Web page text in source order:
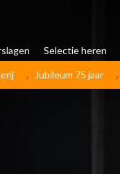
Selectie heren
Jubileum 75 jaar